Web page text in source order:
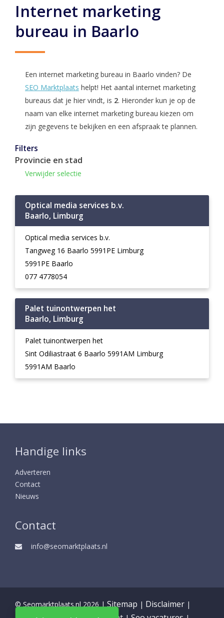
Internet marketing
bureau in Baarlo
Een internet marketing bureau in Baarlo vinden? De
SEO Marktplaats helpt! Het aantal internet marketing
bureaus dat je hier vindt, is 2. Hieronder kun je op de
naam van elke internet marketing bureau kiezen om
zijn gegevens te bekijken en een afspraak te plannen.
Filters
Provincie en stad
Verwijder selectie
Optical media services b.v.
Baarlo, Limburg
Optical media services b.v.
Tangweg 16 Baarlo 5991PE Limburg
5991PE Baarlo
077 4778054
Palet tuinontwerpen het
Baarlo, Limburg
Palet tuinontwerpen het
Sint Odiliastraat 6 Baarlo 5991AM Limburg
5991AM Baarlo
Handige links
Adverteren
Contact
Nieuws
Contact
info@seomarktplaats.nl
© Seomarktplaats.nl 2026 |Sitemap | Disclaimer |